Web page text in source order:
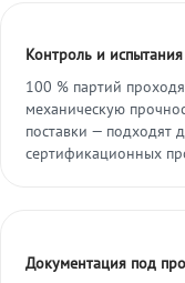
Контроль и испытания
100 % партий
механическую
поставки — подходят
сертификационных
Документация под